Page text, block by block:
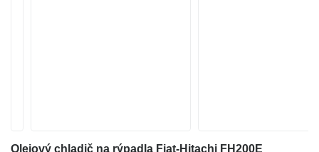
Olejový chladič na rýpadla Fiat-Hitachi FH200E